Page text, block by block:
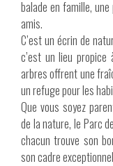
balade en famille,
amis.
C’est un écrin de
c’est un lieu propice
arbres offrent une
un refuge pour les
Que vous soyez
de la nature, le Parc
chacun trouve son
son cadre